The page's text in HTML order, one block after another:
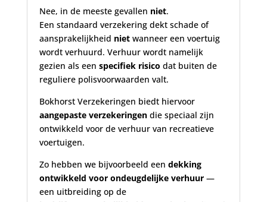
Nee, in de meeste gevallen niet.
Een standaard verzekering dekt schade of
aansprakelijkheid nietwanneer een voertuig
wordt verhuurd. Verhuur wordt namelijk
gezien als een specifiek risico dat buiten de
reguliere polisvoorwaarden valt.
Bokhorst Verzekeringen biedt hiervoor
aangepaste verzekeringendie speciaal zijn
ontwikkeld voor de verhuur van recreatieve
voertuigen.
Zo hebben we bijvoorbeeld een dekking
ontwikkeld voor ondeugdelijke verhuur—
een uitbreiding op de